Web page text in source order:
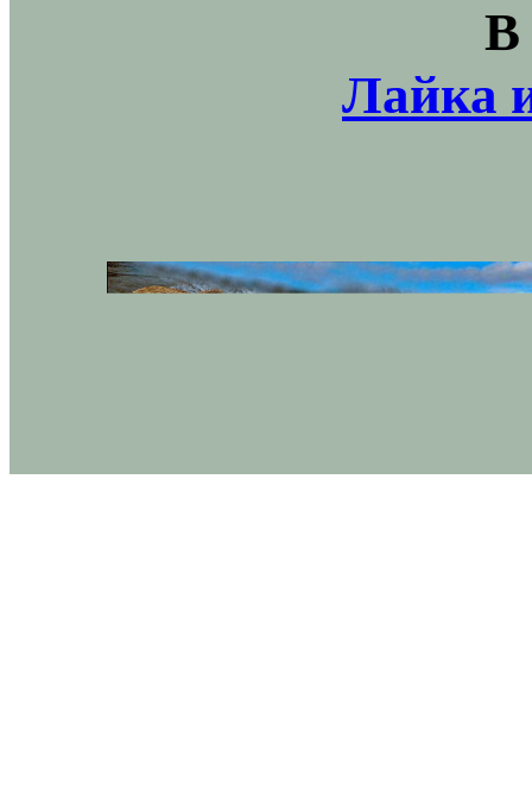
В
Лайка